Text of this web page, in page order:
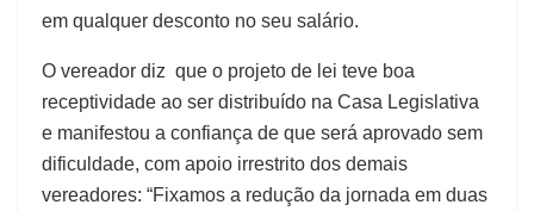
em qualquer desconto no seu salário.
O vereador diz que o projeto de lei teve boa
receptividade ao ser distribuído na Casa Legislativa
e manifestou a confiança de que será aprovado sem
dificuldade, com apoio irrestrito dos demais
vereadores: “Fixamos a redução da jornada em duas